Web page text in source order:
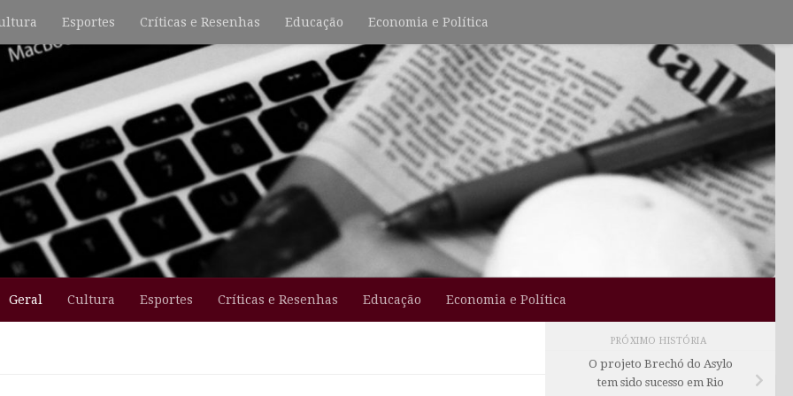
Esportes Críticas e Resenhas Educação Economia e Política
Geral Cultura Esportes Críticas e Resenhas Educação Economia e Política
PRÓXIMO HISTÓRIA
O projeto Brechó do Asylo
tem sido sucesso em Rio